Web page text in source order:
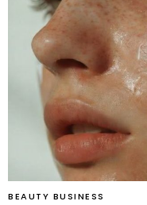
BEAUTY BUSINESS